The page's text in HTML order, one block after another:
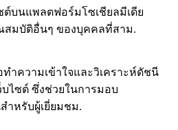
ต์บนแพลตฟอร์มโซเชียลมีเดีย
มบัติอื่นๆ ของบุคคลที่สาม.
ำความเข้าใจและวิเคราะห์ดัชนี
ไซต์ ซึ่งช่วยในการมอบ
ำหรับผู้เยี่ยมชม.